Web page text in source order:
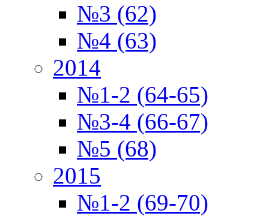
№3 (62)
№4 (63)
2014
№1-2 (64-65)
№3-4 (66-67)
№5 (68)
2015
№1-2 (69-70)